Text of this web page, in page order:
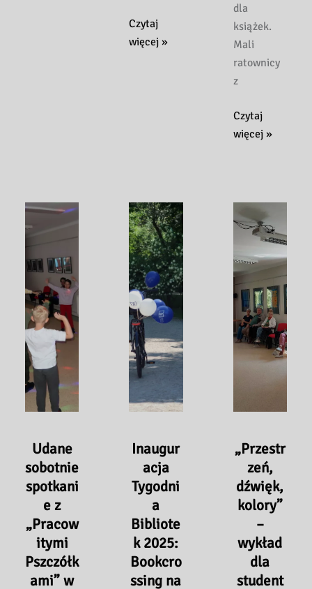
Zakończenie
poszukiwań
Czytaj
więcej »
dla
książek.
Mali
ratownicy
z
Biblioteczny
SOR
relacja
z
w
ramach
Tygodnia
Bibliotek
2025.
Czytaj
więcej »
Udane
sobotnie
spotkani
e z
„Pracow
itymi
Pszczółk
ami” w
Inaugur
acja
Tygodni
a
Bibliote
k 2025:
Bookcro
ssing na
„Przestr
zeń,
dźwięk,
kolory”
–
wykład
dla
student